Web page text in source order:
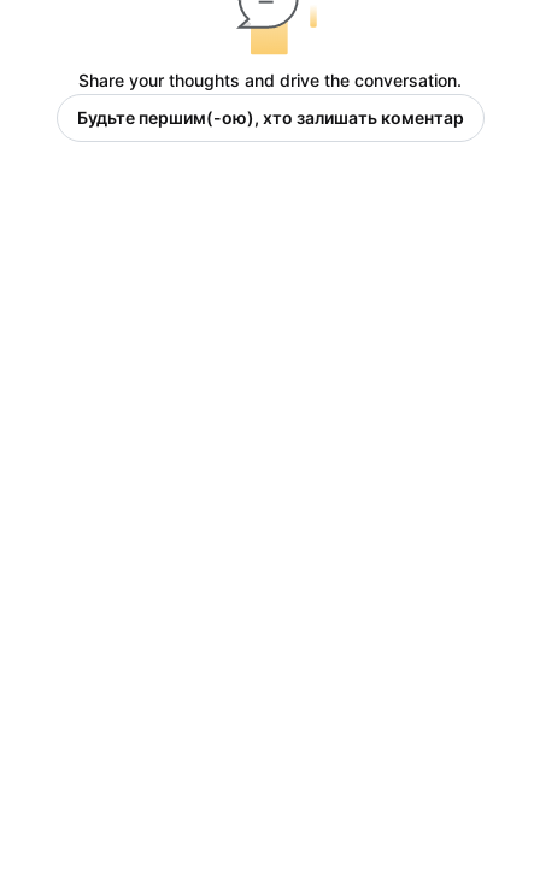
Share your thoughts and drive the conversation.
Будьте першим(-ою), хто залишать коментар